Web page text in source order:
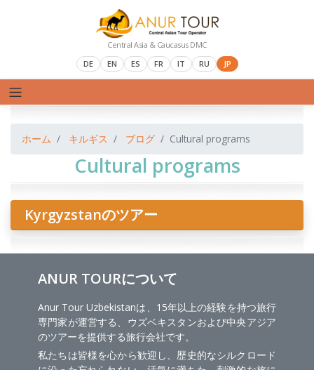
Central Asia & Caucasus DMC
DE
EN ES FR IT RU JP
ホーム キルギス ブログ Cultural programs
Cultural programs
Kyrgyzstanのツアー
ANUR TOURについて
Anur Tour Uzbekistanは、15年以上の経験を持つ旅行
専門家が運営する、ウズベキスタンおよび中央アジア
のツアーを提供する旅行会社です。
私たちは皆様を心から歓迎し、歴史的なシルクロード